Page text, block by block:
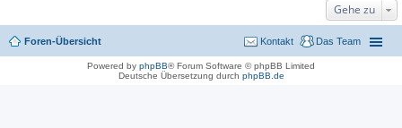
Gehe zu
Foren-Übersicht Das Team
Kontakt
Powered by phpBB® Forum Software © phpBB Limited
Deutsche Übersetzung durch phpBB.de